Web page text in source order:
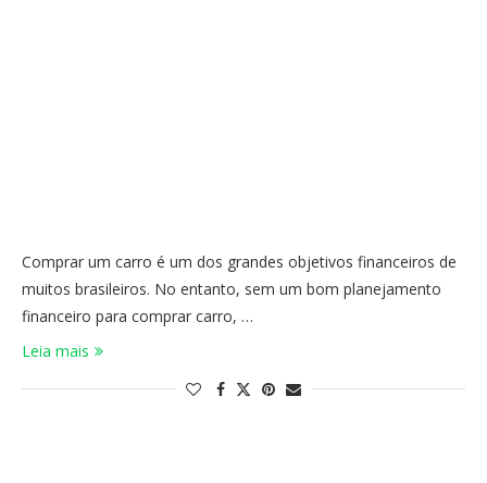
Comprar um carro é um dos grandes objetivos financeiros de
muitos brasileiros. No entanto, sem um bom planejamento
financeiro para comprar carro, …
Leia mais